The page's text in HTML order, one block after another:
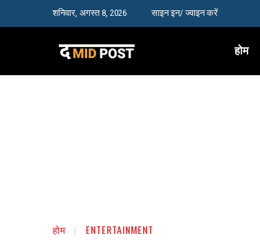
शनिवार, अगस्त 8, 2026 साइन इन/ ज्वाइन करें
होम
होम ENTERTAINMENT